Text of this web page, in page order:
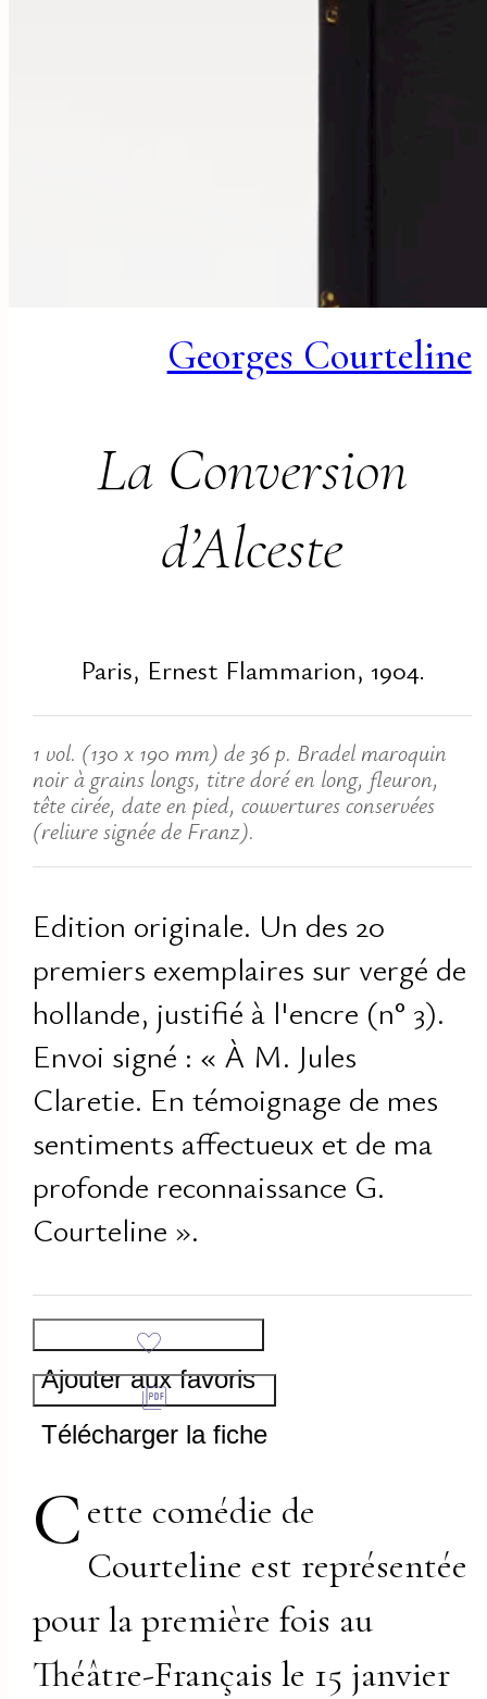
Georges Courteline
La Conversion
d’Alceste
Paris, Ernest Flammarion, 1904.
1 vol. (130 x 190 mm) de 36 p. Bradel maroquin
noir à grains longs, titre doré en long, fleuron,
tête cirée, date en pied, couvertures conservées
(reliure signée de Franz).
Edition originale. Un des 20
premiers exemplaires sur vergé de
hollande, justifié à l'encre (n° 3).
Envoi signé : « À M. Jules
Claretie. En témoignage de mes
sentiments affectueux et de ma
profonde reconnaissance G.
Courteline ».
Ajouter aux favoris
Télécharger la fiche
Cette comédie de
Courteline est représentée
pour la première fois au
Théâtre-Français le 15 janvier